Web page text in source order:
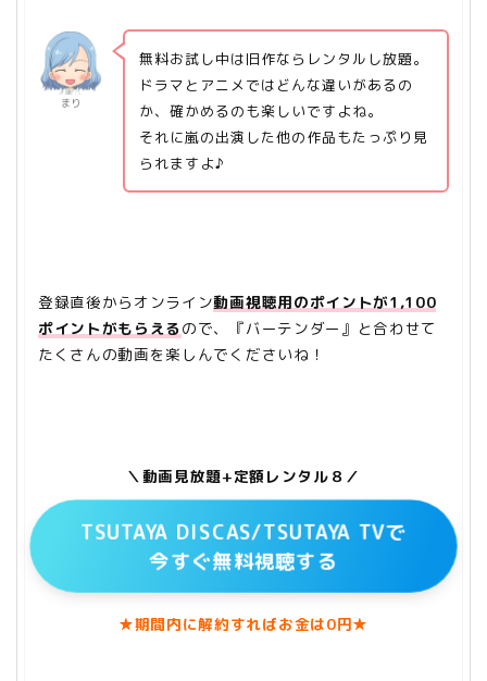
まり
無料お試し中は旧作ならレンタルし放題。
ドラマとアニメではどんな違いがあるの
か、確かめるのも楽しいですよね。
それに嵐の出演した他の作品もたっぷり見
られますよ♪
登録直後からオンライン動画視聴用のポイントが1,100
ポイントがもらえる ので、『バーテンダー』と合わせて
たくさんの動画を楽しんでくださいね！
＼動画見放題+定額レンタル８／
TSUTAYA DISCAS/TSUTAYA TVで
今すぐ無料視聴する
★期間内に解約すればお金は0円★